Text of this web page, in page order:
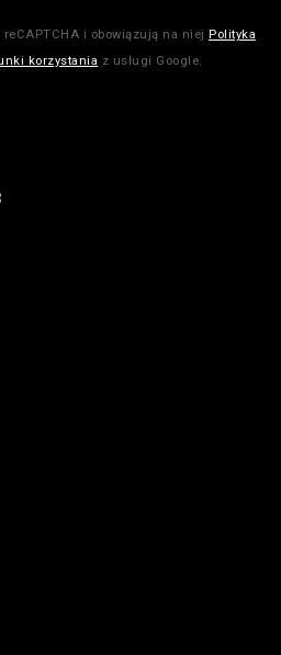
i obowiązują na niej Polityka
korzystania z usługi Google.